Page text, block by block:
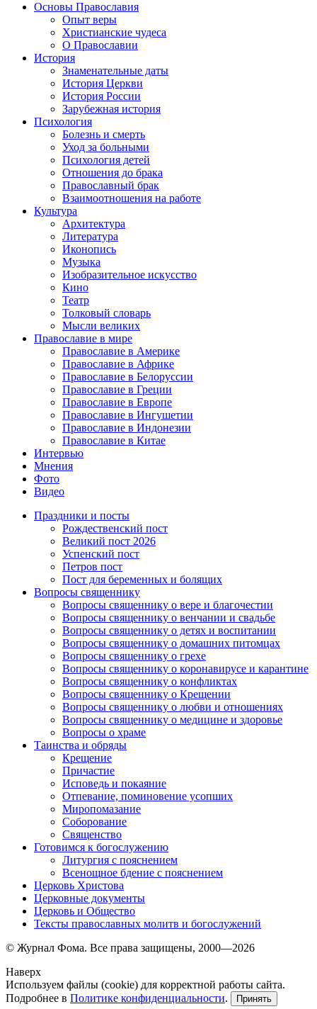
Основы Православия
Опыт веры
Христианские чудеса
О Православии
История
Знаменательные даты
История Церкви
История России
Зарубежная история
Психология
Болезнь и смерть
Уход за больными
Психология детей
Отношения до брака
Православный брак
Взаимоотношения на работе
Культура
Архитектура
Литература
Иконопись
Музыка
Изобразительное искусство
Кино
Театр
Толковый словарь
Мысли великих
Православие в мире
Православие в Америке
Православие в Африке
Православие в Белоруссии
Православие в Греции
Православие в Европе
Православие в Ингушетии
Православие в Индонезии
Православие в Китае
Интервью
Мнения
Фото
Видео
Праздники и посты
Рождественский пост
Великий пост 2026
Успенский пост
Петров пост
Пост для беременных и болящих
Вопросы священнику
Вопросы священнику о вере и благочестии
Вопросы священнику о венчании и свадьбе
Вопросы священнику о детях и воспитании
Вопросы священнику о домашних питомцах
Вопросы священнику о грехе
Вопросы священнику о коронавирусе и карантине
Вопросы священнику о конфликтах
Вопросы священнику о Крещении
Вопросы священнику о любви и отношениях
Вопросы священнику о медицине и здоровье
Вопросы о храме
Таинства и обряды
Крещение
Причастие
Исповедь и покаяние
Отпевание, поминовение усопших
Миропомазание
Соборование
Священство
Готовимся к богослужению
Литургия с пояснением
Всенощное бдение с пояснением
Церковь Христова
Церковные документы
Церковь и Общество
Тексты православных молитв и богослужений
© Журнал Фома. Все права защищены, 2000—2026
Наверх
Используем файлы (cookie) для корректной работы сайта.
Подробнее в Политике конфиденциальности. Принять